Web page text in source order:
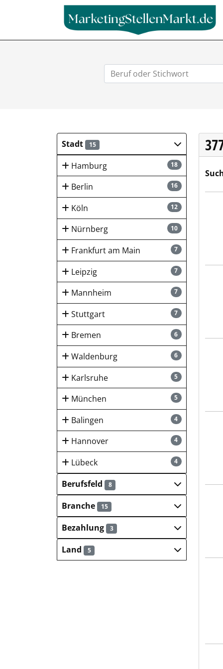
Stadt 15
18
Hamburg
16
Berlin
12
Köln
10
Nürnberg
7
Frankfurt am Main
7
Leipzig
7
Mannheim
7
Stuttgart
6
Bremen
6
Waldenburg
5
Karlsruhe
5
München
4
Balingen
4
Hannover
4
Lübeck
Berufsfeld
8
Branche 15
Bezahlung 3
Land 5